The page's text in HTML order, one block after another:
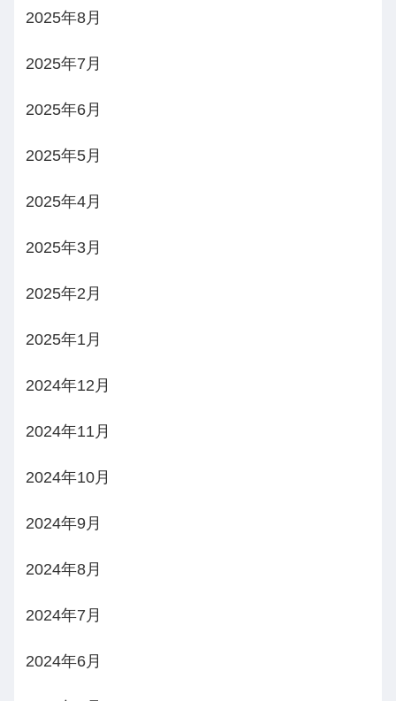
2025年8月
2025年7月
2025年6月
2025年5月
2025年4月
2025年3月
2025年2月
2025年1月
2024年12月
2024年11月
2024年10月
2024年9月
2024年8月
2024年7月
2024年6月